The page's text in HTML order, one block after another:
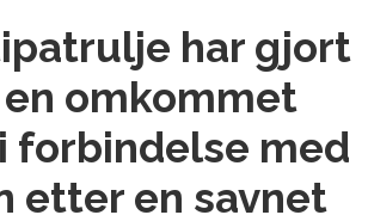
har gjort
omkommet
forbindelse med
etter en savnet